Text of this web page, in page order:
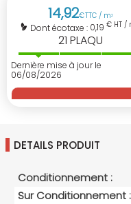
14,92€TTC / m2
Dont écotaxe : 0,19 €
21 PLAQU
Dernière mise à jour le
06/08/2026
DETAILS PRODUIT
Conditionnement :
Sur Conditionnement :